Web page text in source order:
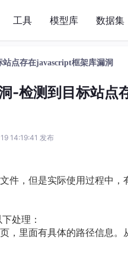
工具 模型库 数据集
点存在javascript框架库漏洞
-检测到目标站点
14:19:41 发布
件，但是实际使用过程中
处理：
，里面有具体的路径信息。